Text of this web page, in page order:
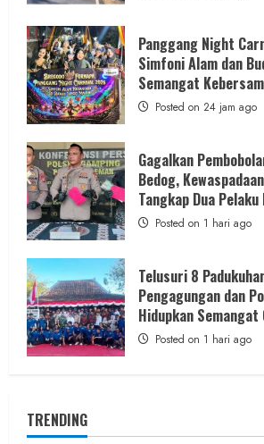
Panggang Night
Simfoni Alam dan
Semangat
Posted on 24 jam ago
Gagalkan
Bedog,
Tangkap Dua
Posted on 1 hari ago
Telusuri 8
Pengagungan dan
Hidupkan
Posted on 1 hari ago
TRENDING